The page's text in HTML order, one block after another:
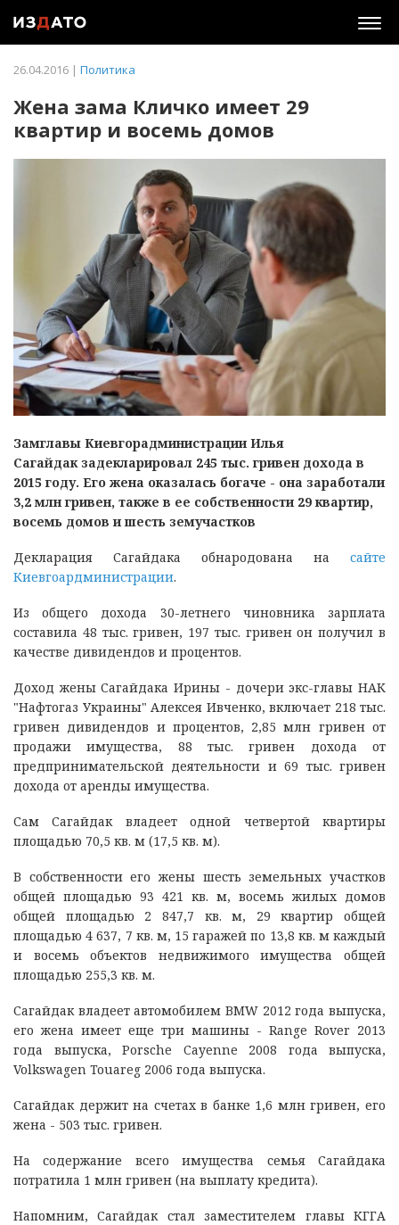
26.04.2016 | Политика
Жена зама Кличко имеет 29
квартир и восемь домов
Замглавы Киевгорадминистрации Илья
Сагайдак задекларировал 245 тыс. гривен дохода в
2015 году. Его жена оказалась богаче - она заработали
3,2 млн гривен, также в ее собственности 29 квартир,
восемь домов и шесть земучастков
Декларация Сагайдака обнародована на сайте
Киевгоардминистрации.
Из общего дохода 30-летнего чиновника зарплата
составила 48 тыс. гривен, 197 тыс. гривен он получил в
качестве дивидендов и процентов.
Доход жены Сагайдака Ирины - дочери экс-главы НАК
"Нафтогаз Украины" Алексея Ивченко, включает 218 тыс.
гривен дивидендов и процентов, 2,85 млн гривен от
продажи имущества, 88 тыс. гривен дохода от
предпринимательской деятельности и 69 тыс. гривен
дохода от аренды имущества.
Сам Сагайдак владеет одной четвертой квартиры
площадью 70,5 кв. м (17,5 кв. м).
В собственности его жены шесть земельных участков
общей площадью 93 421 кв. м, восемь жилых домов
общей площадью 2 847,7 кв. м, 29 квартир общей
площадью 4 637, 7 кв. м, 15 гаражей по 13,8 кв. м каждый
и восемь объектов недвижимого имущества общей
площадью 255,3 кв. м.
Сагайдак владеет автомобилем BMW 2012 года выпуска,
его жена имеет еще три машины - Range Rover 2013
года выпуска, Porsche Cayenne 2008 года выпуска,
Volkswagen Touareg 2006 года выпуска.
Сагайдак держит на счетах в банке 1,6 млн гривен, его
жена - 503 тыс. гривен.
На содержание всего имущества семья Сагайдака
потратила 1 млн гривен (на выплату кредита).
Напомним, Сагайдак стал заместителем главы КГГА